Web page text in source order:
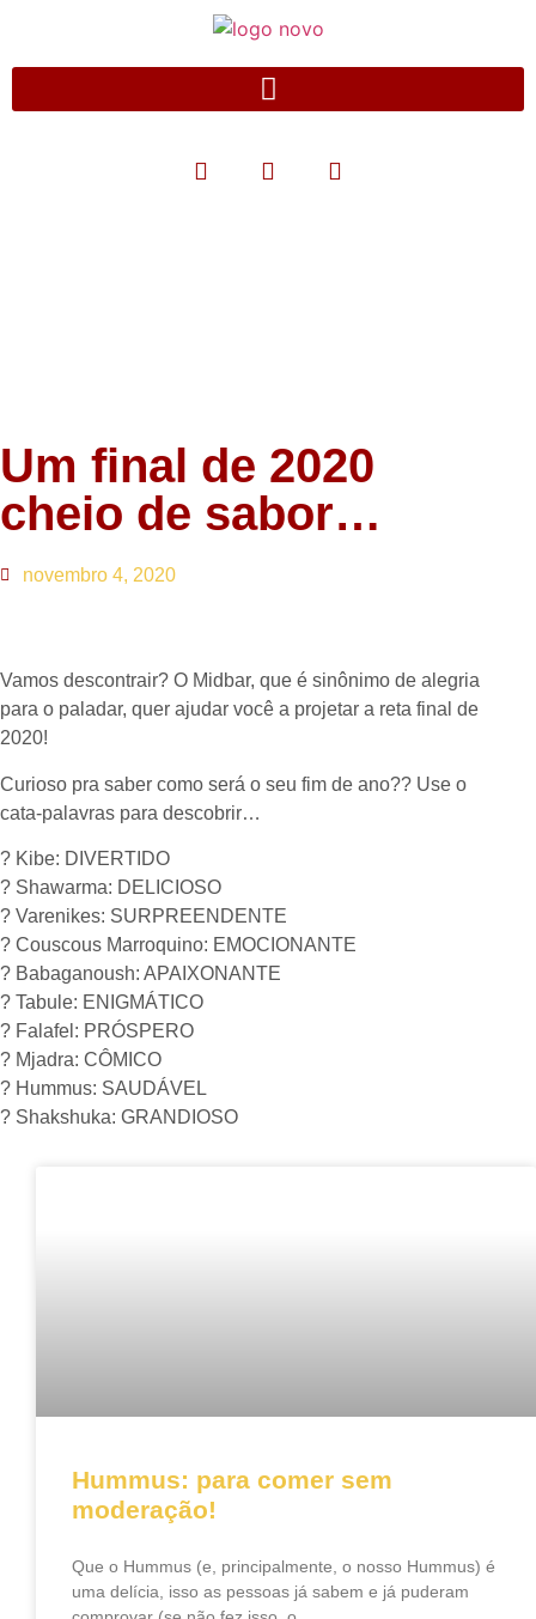
Um final de 2020
cheio de sabor…
novembro 4, 2020
Vamos descontrair? O Midbar, que é sinônimo de alegria
para o paladar, quer ajudar você a projetar a reta final de
2020!
Curioso pra saber como será o seu fim de ano?? Use o
cata-palavras para descobrir…
? Kibe: DIVERTIDO
? Shawarma: DELICIOSO
? Varenikes: SURPREENDENTE
? Couscous Marroquino: EMOCIONANTE
? Babaganoush: APAIXONANTE
? Tabule: ENIGMÁTICO
? Falafel: PRÓSPERO
? Mjadra: CÔMICO
? Hummus: SAUDÁVEL
? Shakshuka: GRANDIOSO
Hummus: para comer sem
moderação!
Que o Hummus (e, principalmente, o nosso Hummus) é
uma delícia, isso as pessoas já sabem e já puderam